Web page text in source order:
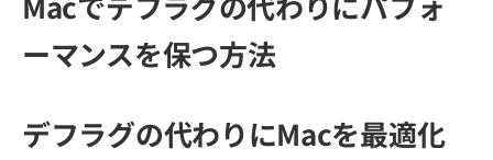
ーマンスを保つ方法
デフラグの代わりにMacを最適化